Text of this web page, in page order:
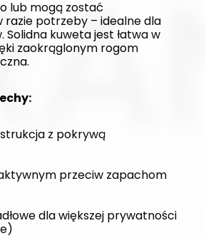
lub mogą zostać
razie potrzeby – idealne dla
kuweta jest łatwa w
zaokrąglonym rogom
z pokrywą
przeciw zapachom
dla większej prywatności